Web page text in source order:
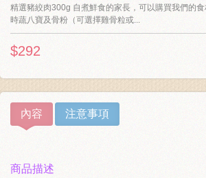
精選豬絞肉300g 自煮鮮食的家長，可以購買我們的
時蔬八寶及骨粉（可選擇雞骨粒或...
$292
內容 注意事項
商品描述